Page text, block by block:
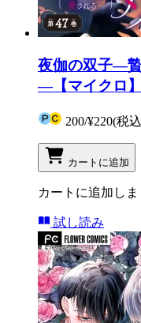
夜伽の双子―
―【マイクロ
200/¥220(税
カートに追加
カートに追加しま
試し読み